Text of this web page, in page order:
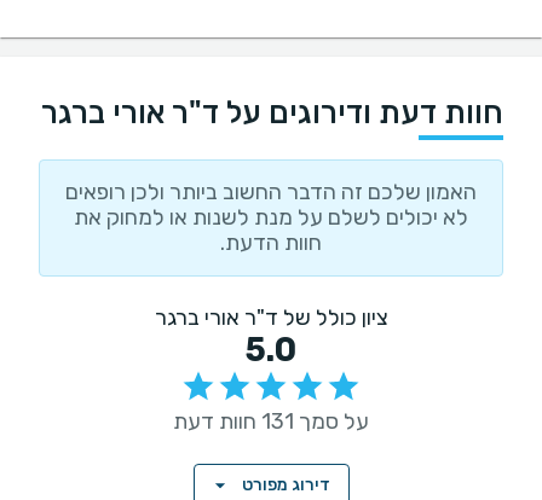
חוות דעת ודירוגים על ד"ר אורי ברגר
האמון שלכם זה הדבר החשוב ביותר ולכן רופאים
לא יכולים לשלם על מנת לשנות או למחוק את
חוות הדעת.
ציון כולל של ד"ר אורי ברגר
5.0
על סמך 131 חוות דעת
דירוג מפורט